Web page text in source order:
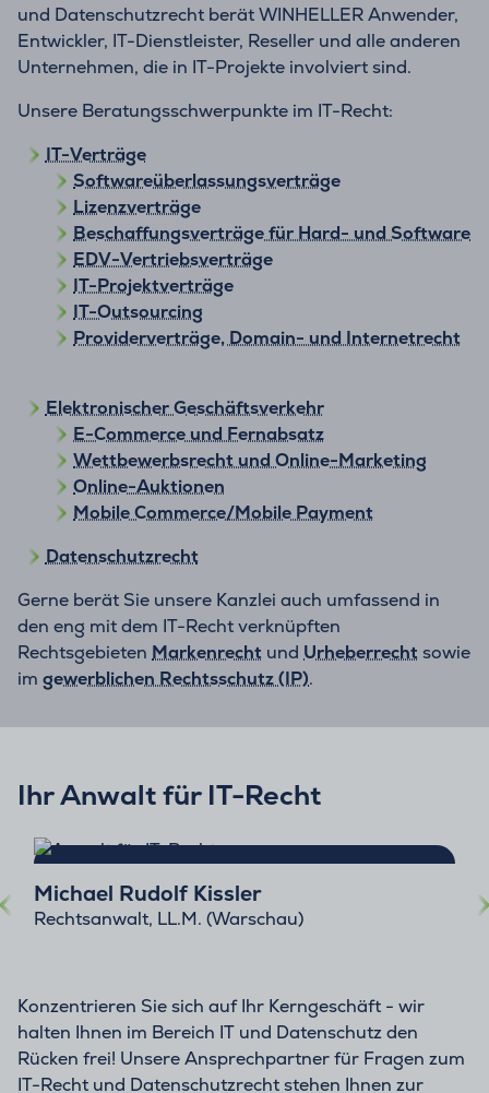
und Datenschutzrecht berät WINHELLER Anwender,
Entwickler, IT-Dienstleister, Reseller und alle anderen
Unternehmen, die in IT-Projekte involviert sind.
Unsere Beratungsschwerpunkte im IT-Recht:
IT-Verträge
Softwareüberlassungsverträge
Lizenzverträge
Beschaffungsverträge für Hard- und Software
EDV-Vertriebsverträge
IT-Projektverträge
IT-Outsourcing
Providerverträge, Domain- und Internetrecht
Elektronischer Geschäftsverkehr
E-Commerce und Fernabsatz
Wettbewerbsrecht und Online-Marketing
Online-Auktionen
Mobile Commerce/Mobile Payment
Datenschutzrecht
Gerne berät Sie unsere Kanzlei auch umfassend in
den eng mit dem IT-Recht verknüpften
Rechtsgebieten Markenrecht und Urheberrechtsowie
im gewerblichen Rechtsschutz (IP).
Ihr Anwalt für IT-Recht
Michael Rudolf Kissler
Rechtsanwalt, LL.M. (Warschau)
Konzentrieren Sie sich auf Ihr Kerngeschäft - wir
halten Ihnen im Bereich IT und Datenschutz den
Rücken frei! Unsere Ansprechpartner für Fragen zum
IT-Recht und Datenschutzrecht stehen Ihnen zur